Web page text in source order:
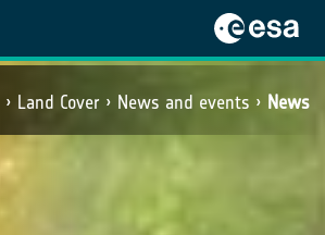
Land Cover News and events News